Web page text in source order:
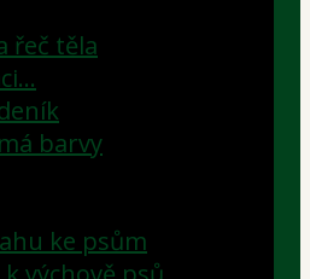
řeč těla
barvy
ke psům